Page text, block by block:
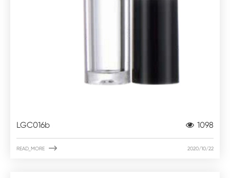
LGC016b 1098
READ_MORE  2020/10/22